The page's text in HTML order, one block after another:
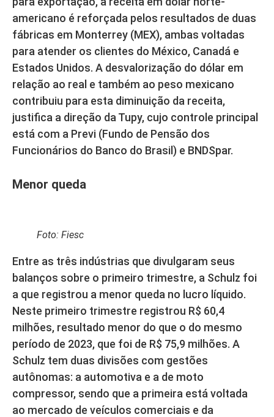
americano é reforçada pelos resultados de duas
fábricas em Monterrey (MEX), ambas voltadas
para atender os clientes do México, Canadá e
Estados Unidos. A desvalorização do dólar em
relação ao real e também ao peso mexicano
contribuiu para esta diminuição da receita,
justifica a direção da Tupy, cujo controle principal
está com a Previ (Fundo de Pensão dos
Funcionários do Banco do Brasil) e BNDSpar.
Menor queda
Foto: Fiesc
Entre as três indústrias que divulgaram seus
balanços sobre o primeiro trimestre, a Schulz foi
a que registrou a menor queda no lucro líquido.
Neste primeiro trimestre registrou R$ 60,4
milhões, resultado menor do que o do mesmo
período de 2023, que foi de R$ 75,9 milhões. A
Schulz tem duas divisões com gestões
autônomas: a automotiva e a de moto
compressor, sendo que a primeira está voltada
ao mercado de veículos comerciais e da